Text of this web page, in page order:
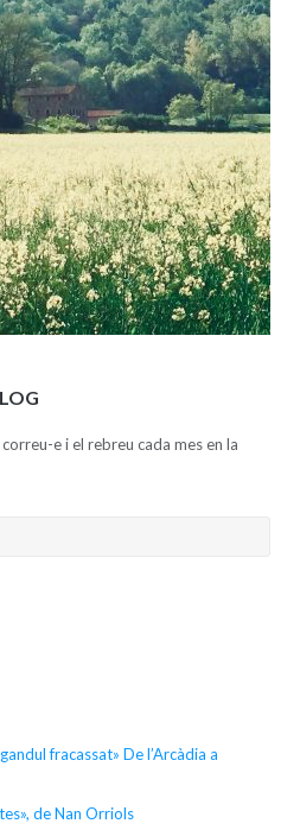
e i el rebreu cada mes en la
fracassat» De l’Arcàdia a
de Nan Orriols